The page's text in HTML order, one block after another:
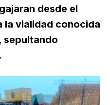
desde el
la vialidad conocida
sepultando